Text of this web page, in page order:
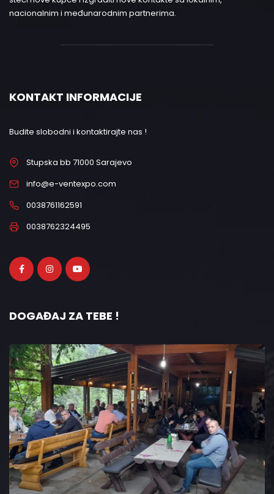
nacionalnim i međunarodnim partnerima.
KONTAKT INFORMACIJE
Budite slobodni i kontaktirajte nas !
Stupska bb 71000 Sarajevo
info@e-ventexpo.com
0038761162591
0038762324495
DOGAĐAJ ZA TEBE !